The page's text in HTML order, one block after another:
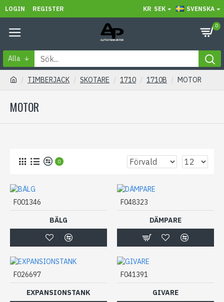
LOGIN REGISTER KR SEK SVENSKA
0
Alla
TIMBERJACK SKOTARE 1710 1710B MOTOR
MOTOR
0
F001346
BÄLG
F048323
DÄMPARE
F026697
EXPANSIONSTANK
F041391
GIVARE